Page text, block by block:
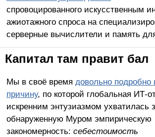
спровоцированного искусственным
ажиотажного спроса на
серверные вычислители и память
Капитал там правит бал
Мы в своё время довольно подробно
причину, по которой глобальная ИТ-
искренним энтузиазмом ухватилась
обнаруженную Муром эмпирическую
закономерность: себестоимость